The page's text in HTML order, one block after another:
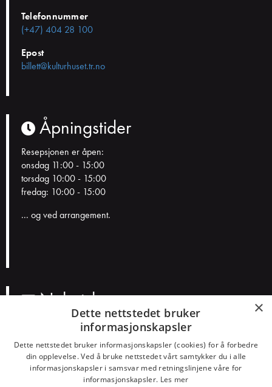
Telefonnummer
(+47) 404 28 100
Epost
billett@kulturhuset.tr.no
Åpningstider
Resepsjonen er åpen:
onsdag 11:00 - 15:00
torsdag 10:00 - 15:00
fredag: 10:00 - 15:00
... og ved arrangement.
Nyhetsbrev
a
×
Dette nettstedet bruker
informasjonskapsler
Dette nettstedet bruker informasjonskapsler (cookies) for å forbedre
din opplevelse. Ved å bruke nettstedet vårt samtykker du i alle
informasjonskapsler i samsvar med retningslinjene våre for
informasjonskapsler. Les mer